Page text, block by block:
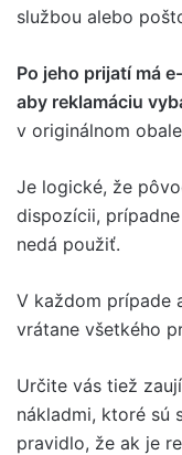
službou alebo
Po jeho prijatí má
aby reklamáciu
v originálnom
Je logické, že
dispozícii,
nedá použiť.
V každom prípade
vrátane všetkého
Určite vás tiež
nákladmi, ktoré sú
pravidlo, že ak je